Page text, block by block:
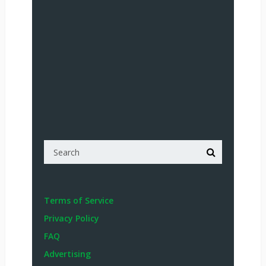
Terms of Service
Privacy Policy
FAQ
Advertising